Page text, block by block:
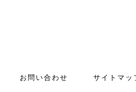
お問い合わせ サイトマッ